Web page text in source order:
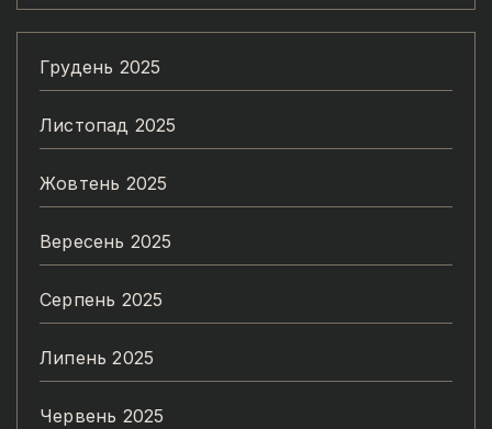
Грудень 2025
Листопад 2025
Жовтень 2025
Вересень 2025
Серпень 2025
Липень 2025
Червень 2025